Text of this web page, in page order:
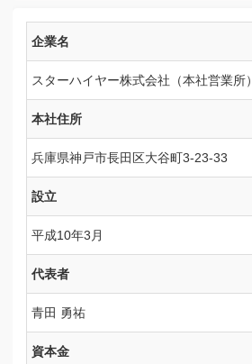
企業名
スターハイヤー株式会社（本社営業所）
本社住所
兵庫県神戸市長田区大谷町3-23-33
設立
平成10年3月
代表者
青田 勇祐
資本金